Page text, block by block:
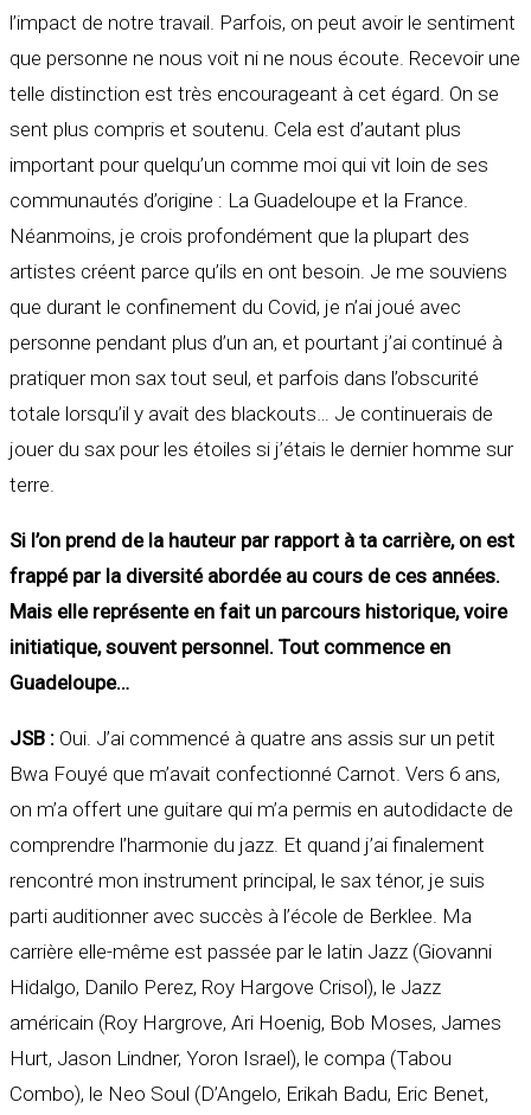
l’impact de notre travail. Parfois, on peut avoir le sentiment
que personne ne nous voit ni ne nous écoute. Recevoir une
telle distinction est très encourageant à cet égard. On se
sent plus compris et soutenu. Cela est d’autant plus
important pour quelqu’un comme moi qui vit loin de ses
communautés d’origine : La Guadeloupe et la France.
Néanmoins, je crois profondément que la plupart des
artistes créent parce qu’ils en ont besoin. Je me souviens
que durant le confinement du Covid, je n’ai joué avec
personne pendant plus d’un an, et pourtant j’ai continué à
pratiquer mon sax tout seul, et parfois dans l’obscurité
totale lorsqu’il y avait des blackouts… Je continuerais de
jouer du sax pour les étoiles si j’étais le dernier homme sur
terre.
Si l’on prend de la hauteur par rapport à ta carrière, on est
frappé par la diversité abordée au cours de ces années.
Mais elle représente en fait un parcours historique, voire
initiatique, souvent personnel. Tout commence en
Guadeloupe…
JSB : Oui. J’ai commencé à quatre ans assis sur un petit
Bwa Fouyé que m’avait confectionné Carnot. Vers 6 ans,
on m’a offert une guitare qui m’a permis en autodidacte de
comprendre l’harmonie du jazz. Et quand j’ai finalement
rencontré mon instrument principal, le sax ténor, je suis
parti auditionner avec succès à l’école de Berklee. Ma
carrière elle-même est passée par le latin Jazz (Giovanni
Hidalgo, Danilo Perez, Roy Hargove Crisol), le Jazz
américain (Roy Hargrove, Ari Hoenig, Bob Moses, James
Hurt, Jason Lindner, Yoron Israel), le compa (Tabou
Combo), le Neo Soul (D’Angelo, Erikah Badu, Eric Benet,